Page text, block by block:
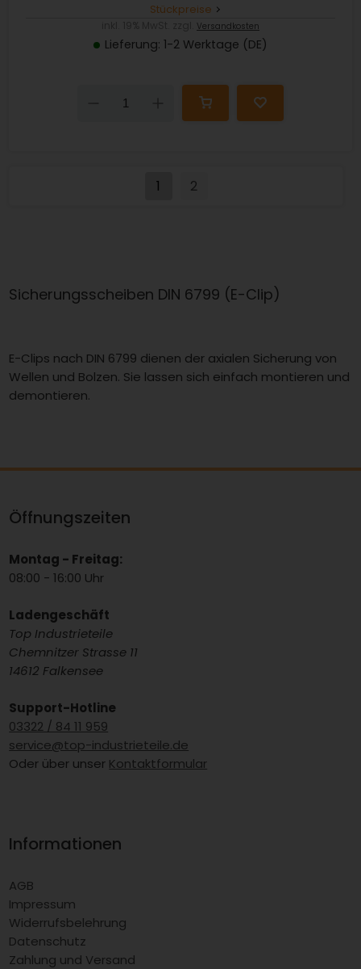
Stückpreise
Versandkosten
Lieferung: 1-2 Werktage (DE)
Down
1 2
Sicherungsscheiben DIN 6799 (E-Clip)
E-Clips nach DIN 6799 dienen der axialen Sicherung von
Wellen und Bolzen. Sie lassen sich einfach montieren und
demontieren.
Öffnungszeiten
Montag - Freitag:
08:00 - 16:00 Uhr
Ladengeschäft
Top Industrieteile
Chemnitzer Strasse 11
14612 Falkensee
Support-Hotline
03322 / 84 11 959
service@top-industrieteile.de
Oder über unser Kontaktformular
Informationen
AGB
Impressum
Widerrufsbelehrung
Datenschutz
Zahlung und Versand